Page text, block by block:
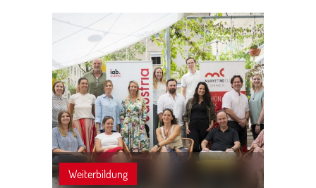
Weiterbildung